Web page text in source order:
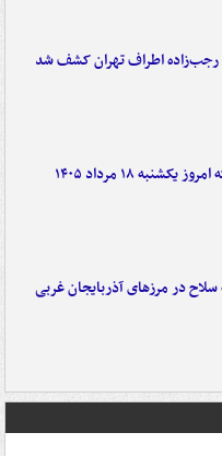
رجب‌زاده اطراف تهران کشف شد
۱۸ مرداد ۱۴۰۵